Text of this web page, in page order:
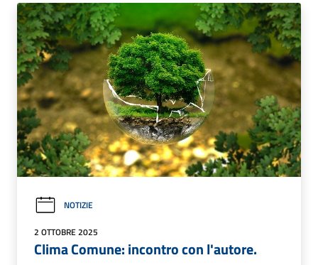
NOTIZIE
2 OTTOBRE 2025
Clima Comune: incontro con l'autore.